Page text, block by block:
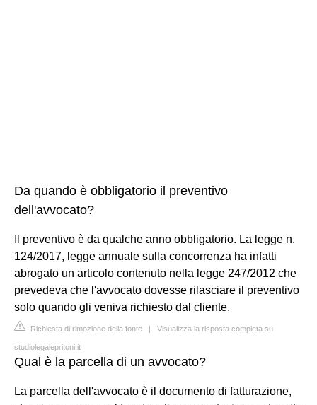
Da quando è obbligatorio il preventivo
dell'avvocato?
Il preventivo è da qualche anno obbligatorio. La legge n.
124/2017, legge annuale sulla concorrenza ha infatti
abrogato un articolo contenuto nella legge 247/2012 che
prevedeva che l'avvocato dovesse rilasciare il preventivo
solo quando gli veniva richiesto dal cliente.
Richiesta di rimozione della fonte | Visualizza la risposta completa su
studiolegalepritoni.it
Qual è la parcella di un avvocato?
La parcella dell'avvocato è il documento di fatturazione,